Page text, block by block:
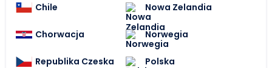
Chile
Chorwacja
Republika Czeska
Nowa Zelandia
Norwegia
Polska